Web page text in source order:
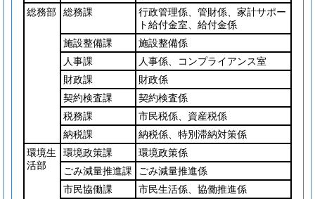
総務部
総務課
行政管理係、管財係、家計サポー
ト給付金室、給付金係
施設整備課
施設整備係
人事課
人事係、コンプライアンス室
財政課
財政係
契約検査課
契約検査係
税務課
市民税係、資産税係
納税課
納税係、特別滞納対策係
環境生
活部
環境政策課
環境政策係
ごみ減量推進課
ごみ減量推進係
市民協働課
市民生活係、協働推進係